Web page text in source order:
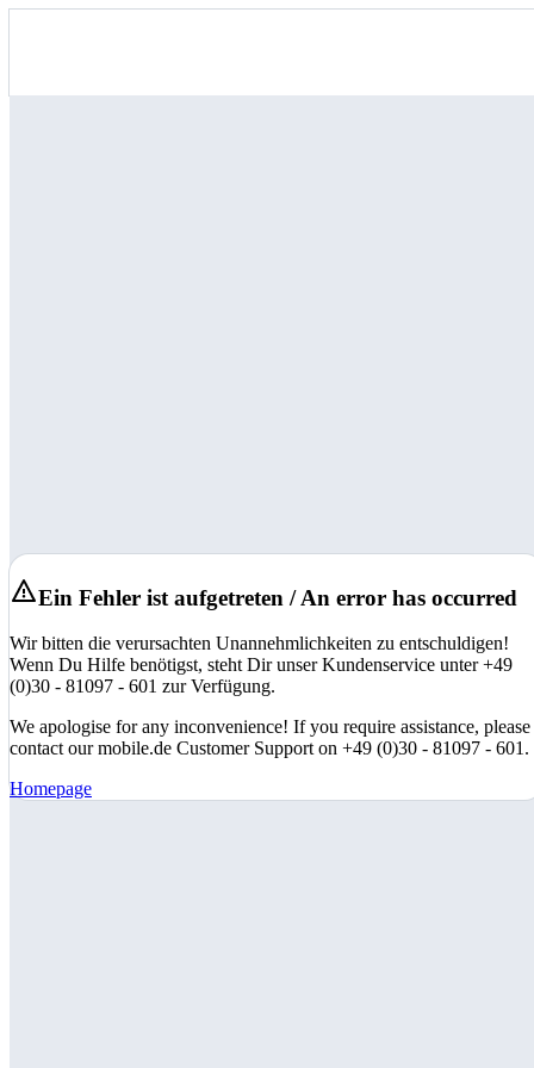
Ein Fehler ist aufgetreten / An error has occurred
Wir bitten die verursachten Unannehmlichkeiten zu entschuldigen!
Wenn Du Hilfe benötigst, steht Dir unser Kundenservice unter +49
(0)30 - 81097 - 601 zur Verfügung.
We apologise for any inconvenience! If you require assistance, please
contact our mobile.de Customer Support on +49 (0)30 - 81097 - 601.
Homepage